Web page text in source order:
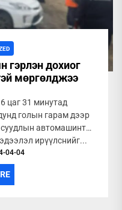
дохиог
мөргөлджээ
цаг 31 минутад
голын гарам дээр
автомашинтай
ирүүлснийг...
04-04